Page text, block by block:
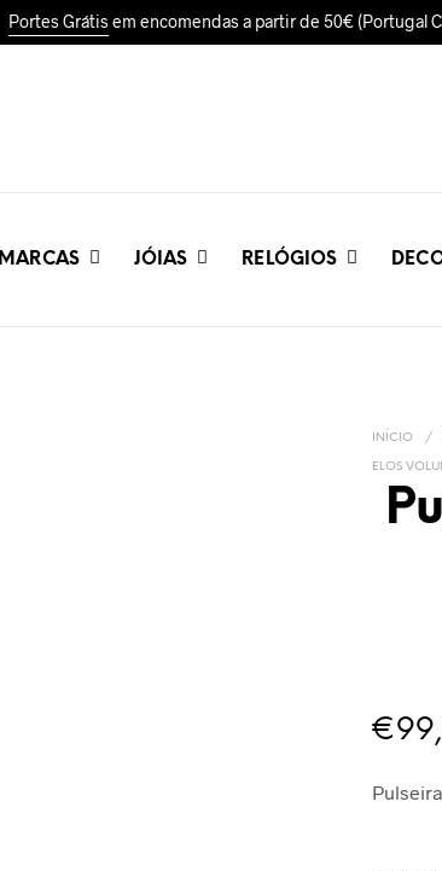
Portes Grátisem encomendas a partir de 50€ (Portugal
MARCAS JÓIAS RELÓGIOS
INÍCIO /
ELOS
€